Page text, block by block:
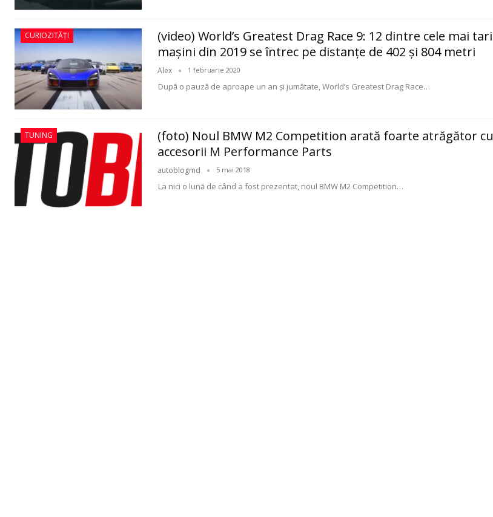
CURIOZITĂȚI
(video) World’s Greatest Drag Race 9: 12 dintre cele mai tari
maşini din 2019 se întrec pe distanţe de 402 şi 804 metri
Alex 1 februarie 2020
După o pauză de aproape un an şi jumătate, World’s Greatest Drag Race…
TUNING
(foto) Noul BMW M2 Competition arată foarte atrăgător cu
accesorii M Performance Parts
autoblogmd 5 mai 2018
La nici o lună de când a fost prezentat, noul BMW M2 Competition…